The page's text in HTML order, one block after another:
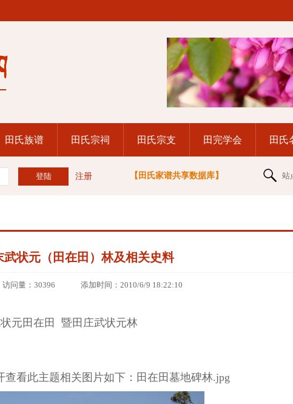
田氏族谱 田氏宗祠 田氏宗支 田完学会 田氏
注册 【田氏家谱共享数据库】 站
武状元（田在田）林及相关史料
量：30396 添加时间：2010/6/9 18:22:10
元田在田 暨田庄武状元林
此主题相关图片如下：田在田墓地碑林.jpg